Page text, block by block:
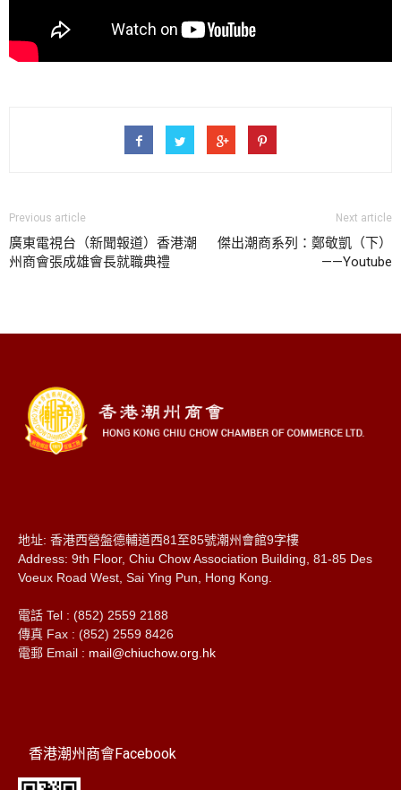
Previous article
廣東電視台（新聞報道）香港潮
州商會張成雄會長就職典禮
Next article
傑出潮商系列：鄭敬凱（下）
——Youtube
地址: 香港西營盤德輔道西81至85號潮州會館9字樓
Address: 9th Floor, Chiu Chow Association Building, 81-85 Des
Voeux Road West, Sai Ying Pun, Hong Kong.
電話 Tel : (852) 2559 2188
傳真 Fax : (852) 2559 8426
電郵 Email : mail@chiuchow.org.hk
香港潮州商會Facebook